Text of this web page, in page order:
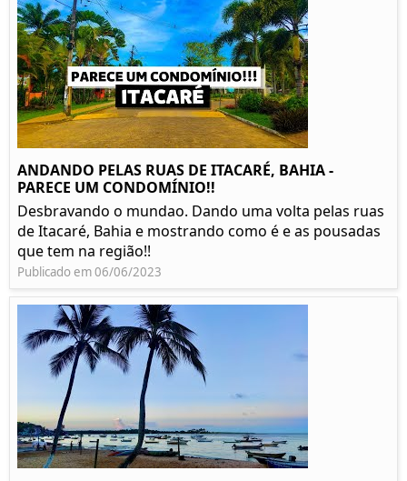
ANDANDO PELAS RUAS DE ITACARÉ, BAHIA -
PARECE UM CONDOMÍNIO!!
Desbravando o mundao. Dando uma volta pelas ruas
de Itacaré, Bahia e mostrando como é e as pousadas
que tem na região!!
Publicado em 06/06/2023